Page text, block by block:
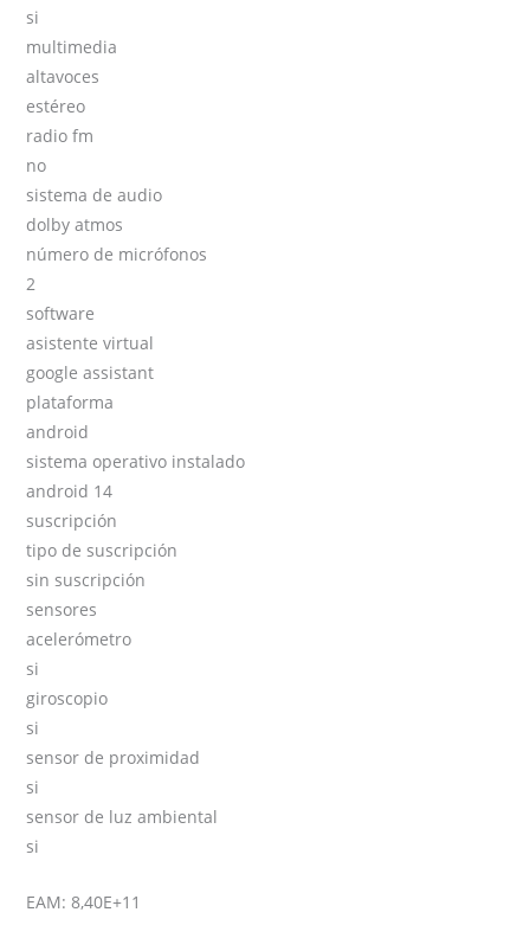
si
multimedia
altavoces
estéreo
radio fm
no
sistema de audio
dolby atmos
número de micrófonos
2
software
asistente virtual
google assistant
plataforma
android
sistema operativo instalado
android 14
suscripción
tipo de suscripción
sin suscripción
sensores
acelerómetro
si
giroscopio
si
sensor de proximidad
si
sensor de luz ambiental
si
EAM: 8,40E+11